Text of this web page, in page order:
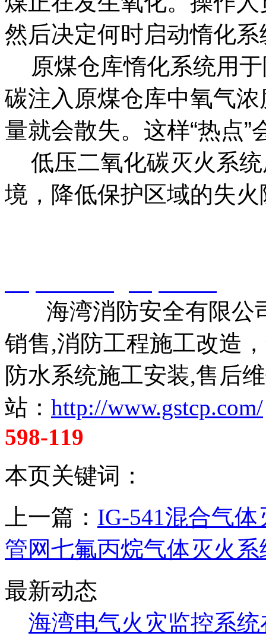
然后决定何时启动惰化系
原煤仓库惰化系统用于
碳注入原煤仓库中氧气
量就会散失。这样“热点
低压二氧化碳灭火系统
境，降低保护区域的失火
海湾消防安全有限公
销售,消防工程施工改造
防水系统施工安装,售后
站： http://www.gstcp.com/
598-119
本页关键词：
上一篇： IG-541混合气
管网七氟丙烷气体灭火系
最新动态
海湾电气火灾监控系